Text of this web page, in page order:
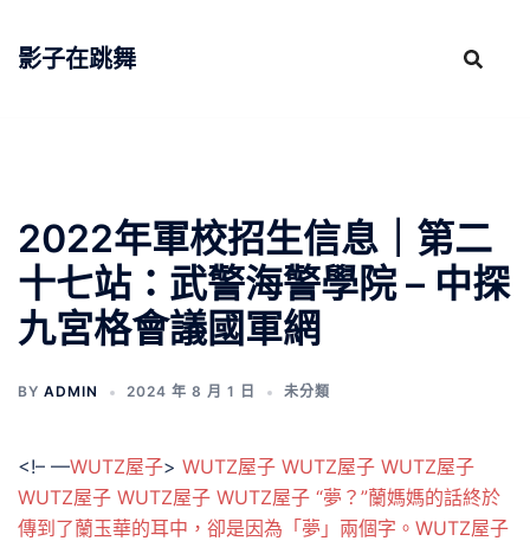
影子在跳舞
2022年軍校招生信息｜第二
十七站：武警海警學院 – 中探
九宮格會議國軍網
BY ADMIN 2024 年 8 月 1 日 未分類
<!– —WUTZ屋子> WUTZ屋子 WUTZ屋子 WUTZ屋子
WUTZ屋子 WUTZ屋子 WUTZ屋子 “夢？”蘭媽媽的話終於
傳到了蘭玉華的耳中，卻是因為「夢」兩個字。WUTZ屋子